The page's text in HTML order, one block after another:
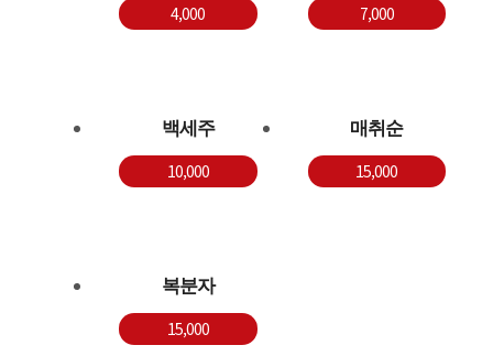
4,000 7,000
백세주
10,000
매취순
15,000
복분자
15,000